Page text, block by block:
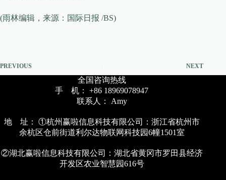
(雨林编辑，来源：国际日报 /BS)
PREVIOUS NEXT
全国咨询热线
手 机： +86 18969078947
联系人： Amy
地 址： ①杭州赢啦信息科技有限公司：浙江省杭州市
余杭区仓前街道利尔达物联网科技园6幢1501室
②湖北赢啦信息科技有限公司：湖北省黄冈市罗田县经济
开发区农业智慧园616号